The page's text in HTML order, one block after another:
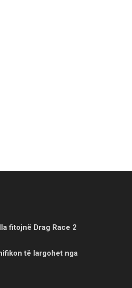
fitojnë Drag Race 2
të largohet nga